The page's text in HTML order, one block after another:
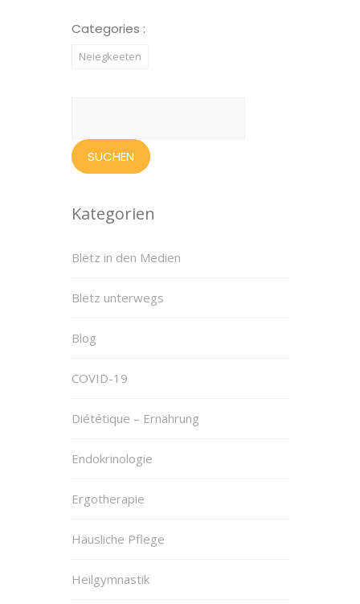
Categories :
Neiegkeeten
Kategorien
Blëtz in den Medien
Blëtz unterwegs
Blog
COVID-19
Diététique – Ernährung
Endokrinologie
Ergotherapie
Häusliche Pflege
Heilgymnastik